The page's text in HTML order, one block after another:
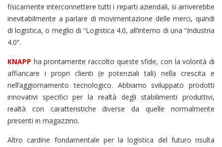
fisicamente interconnettere tutti i reparti aziendali, si arriverebbe
inevitabilmente a parlare di movimentazione delle merci, quindi
di logistica, o meglio di “Logistica 4.0, all’interno di una “Industria
4.0”.
KNAPP ha prontamente raccolto queste sfide, con la volontà di
affiancare i propri clienti (e potenziali tali) nella crescita e
nell’aggiornamento tecnologico. Abbiamo sviluppato prodotti
innovativi specifici per la realtà degli stabilimenti produttivi,
realtà con caratteristiche diverse da quelle normalmente
presenti in magazzino.
Altro cardine fondamentale per la logistica del futuro risulta